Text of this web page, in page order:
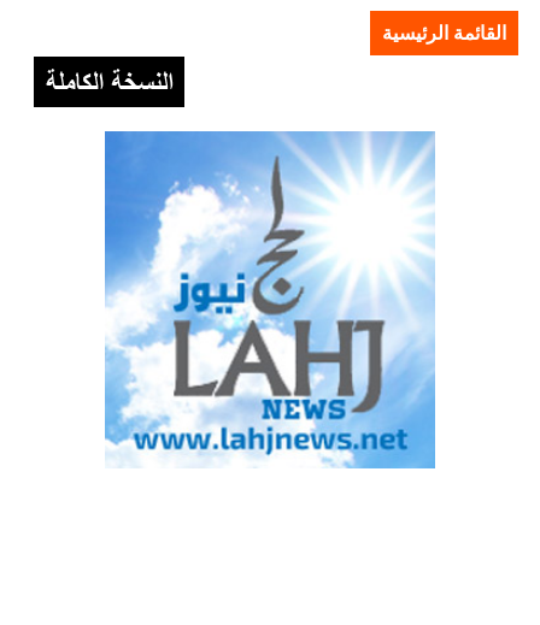
القائمة الرئيسية